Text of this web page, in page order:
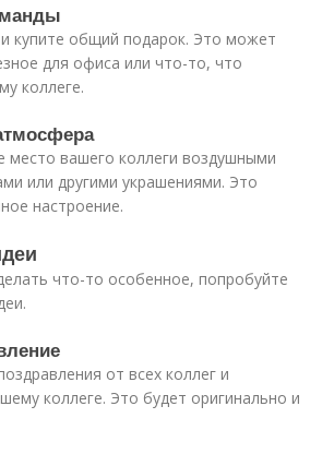
купите общий подарок. Это может
для офиса или что-то, что
коллеге.
место вашего коллеги воздушными
или другими украшениями. Это
настроение.
что-то особенное, попробуйте
от всех коллег и
коллеге. Это будет оригинально и